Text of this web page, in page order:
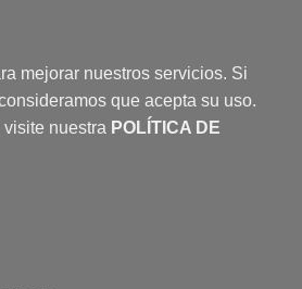
mejorar nuestros servicios. Si
que acepta su uso.
visite nuestra POLÍTICA DE